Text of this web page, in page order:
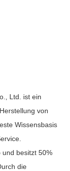
Ltd. ist ein
von
Wissensbasis
besitzt 50%
die